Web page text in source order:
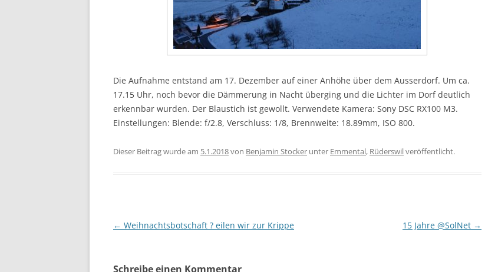
Die Aufnahme entstand am 17. Dezember auf einer Anhöhe über dem Ausserdorf. Um ca.
17.15 Uhr, noch bevor die Dämmerung in Nacht überging und die Lichter im Dorf deutlich
erkennbar wurden. Der Blaustich ist gewollt. Verwendete Kamera: Sony DSC RX100 M3.
Einstellungen: Blende: f/2.8, Verschluss: 1/8, Brennweite: 18.89mm, ISO 800.
Dieser Beitrag wurde am 5.1.2018von Benjamin Stocker unter Emmental, Rüderswilveröffentlicht.
Beitragsnavigation
← Weihnachtsbotschaft ? eilen wir zur Krippe 15 Jahre @SolNet →
Schreibe einen Kommentar